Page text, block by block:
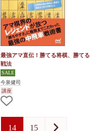
最強アマ直伝！勝てる将棋、勝てる
戦法
今泉健司
講座
14 15